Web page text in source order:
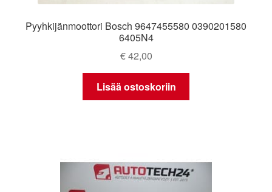
Pyyhkijänmoottori Bosch 9647455580 0390201580
6405N4
€42,00
Lisää ostoskoriin